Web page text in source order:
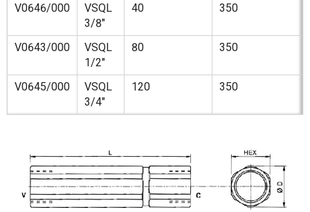
V0646/000
VSQL
3/8"
40 350
V0643/000
VSQL
1/2"
80 350
V0645/000
VSQL
3/4"
120 350